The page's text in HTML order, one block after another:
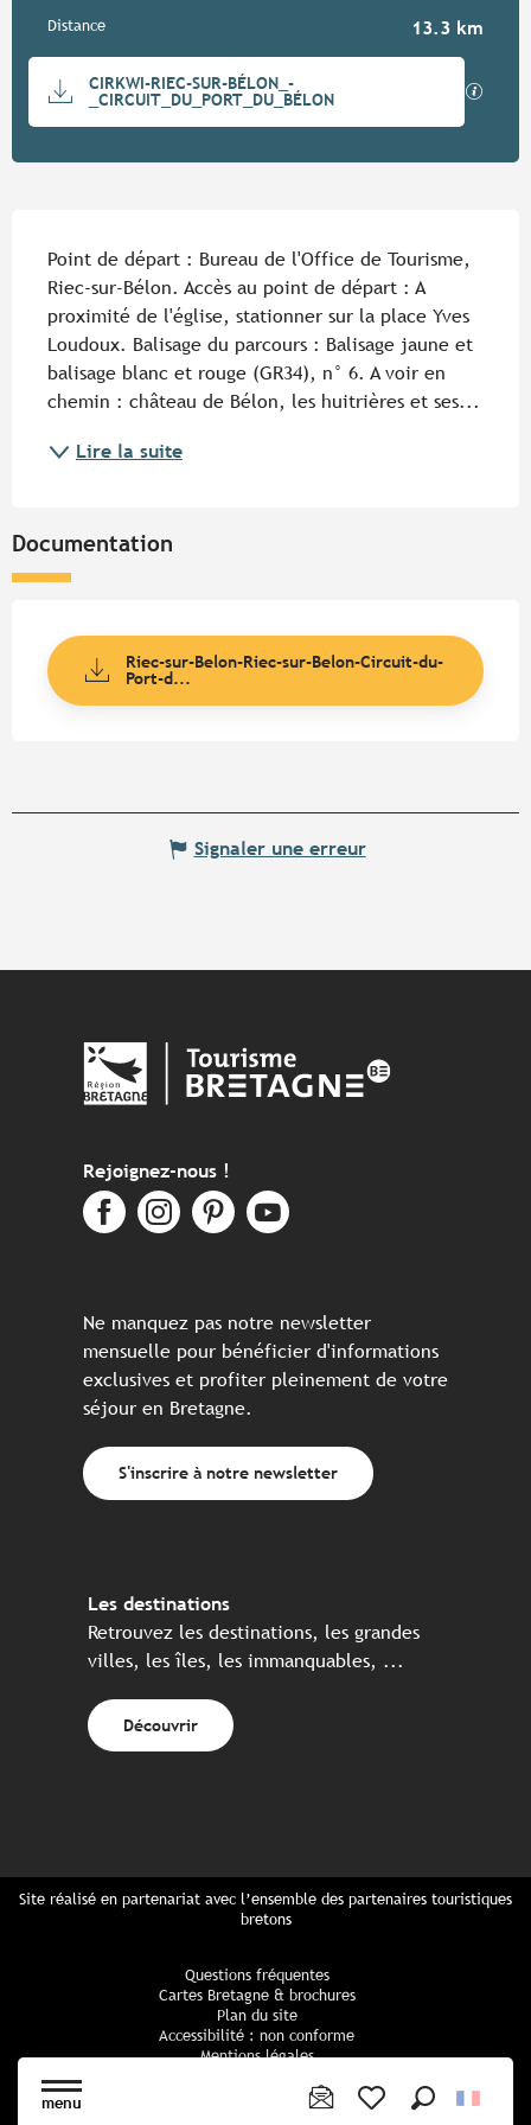
menu
Distance 13.3 km
Documentation
CIRKWI-RIEC-SUR-BÉLON_-
_CIRCUIT_DU_PORT_DU_BÉLON
Point de départ : Bureau de l'Office de Tourisme,
Riec-sur-Bélon. Accès au point de départ : A
proximité de l'église, stationner sur la place Yves
Loudoux. Balisage du parcours : Balisage jaune et
balisage blanc et rouge (GR34), n° 6. A voir en
chemin : château de Bélon, les huitrières et ses...
Lire la suite
Documentation
Riec-sur-Belon-Riec-sur-Belon-Circuit-du-
Port-d...
Signaler une erreur
Rejoignez-nous !
Ne manquez pas notre newsletter
mensuelle pour bénéficier d'informations
exclusives et profiter pleinement de votre
séjour en Bretagne.
S'inscrire à notre newsletter
Les destinations
Retrouvez les destinations, les grandes
villes, les îles, les immanquables, ...
Découvrir
Site réalisé en partenariat avec l’ensemble des partenaires touristiques
bretons
Questions fréquentes
Cartes Bretagne & brochures
Plan du site
Accessibilité : non conforme
Mentions légales
Politique cookies